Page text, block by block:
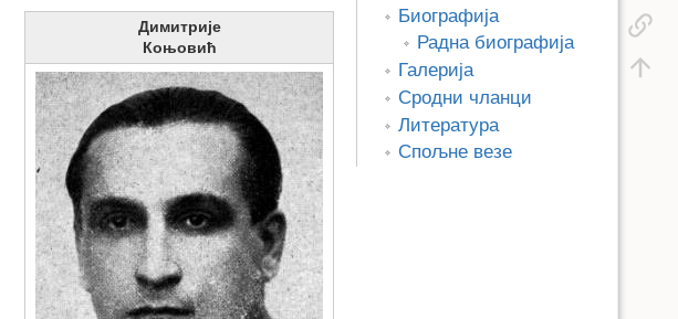
Биографија
Радна биографија
Галерија
Сродни чланци
Литература
Спољне везе
Димитрије
Коњовић